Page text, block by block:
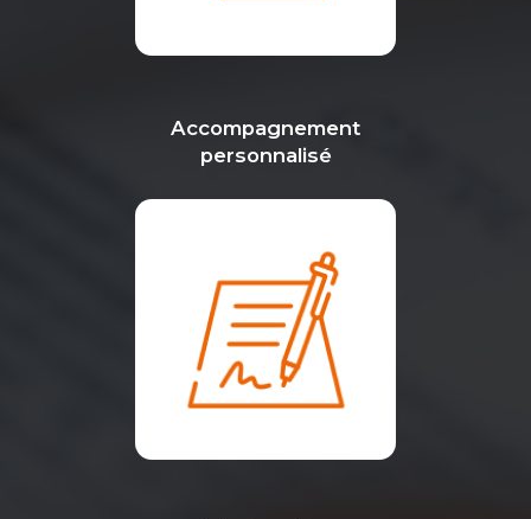
Accompagnement
personnalisé